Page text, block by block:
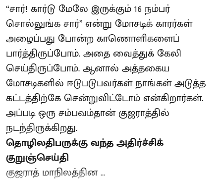
“சார்! கார்டு மேலே இருக்கும் 16 நம்பர்
சொல்லுங்க சார்” என்று மோசடிக் காரர்கள்
அழைப்பது போன்ற காணொளிகளைப்
பார்த்திருப்போம். அதை வைத்துக் கேலி
செய்திருப்போம். ஆனால் அத்தகைய
மோசடிகளில் ஈடுபடுபவர்கள் நாங்கள் அடுத்த
கட்டத்திற்கே சென்றுவிட்டோம் என்கிறார்கள்.
அப்படி ஒரு சம்பவம்தான் குஜராத்தில்
நடந்திருக்கிறது.
தொழிலதிபருக்கு வந்த அதிர்ச்சிக்
குறுஞ்செய்தி
குஜராத் மாநிலத்தின ...